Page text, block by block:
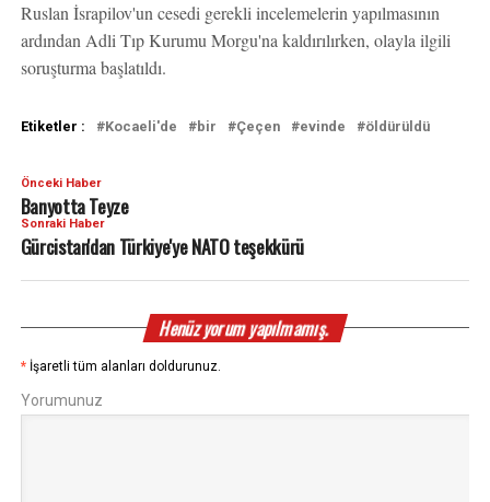
Ruslan İsrapilov'un cesedi gerekli incelemelerin yapılmasının
ardından Adli Tıp Kurumu Morgu'na kaldırılırken, olayla ilgili
soruşturma başlatıldı.
Etiketler : Kocaeli'de bir Çeçen evinde öldürüldü
Önceki Haber
Banyotta Teyze
Sonraki Haber
Gürcistan'dan Türkiye'ye NATO teşekkürü
Henüz yorum yapılmamış.
* İşaretli tüm alanları doldurunuz.
Yorumunuz